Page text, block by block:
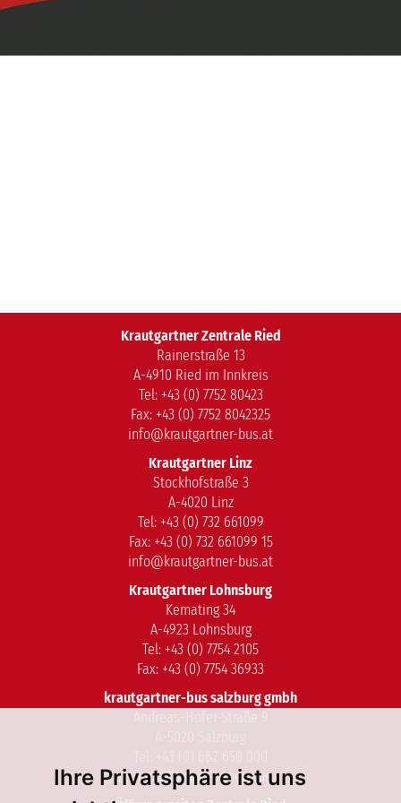
Ihre Privatsphäre ist uns
Service Über uns
Krautgartner Zentrale Ried
Rainerstraße 13
A-4910 Ried im Innkreis
Tel: +43 (0) 7752 80423
Fax: +43 (0) 7752 8042325
info@krautgartner-bus.at
Krautgartner Linz
Stockhofstraße 3
A-4020 Linz
Tel: +43 (0) 732 661099
Fax: +43 (0) 732 661099 15
info@krautgartner-bus.at
Krautgartner Lohnsburg
Kemating 34
A-4923 Lohnsburg
Tel: +43 (0) 7754 2105
Fax: +43 (0) 7754 36933
krautgartner-bus salzburg gmbh
salzburg@krautgartner-bus.at